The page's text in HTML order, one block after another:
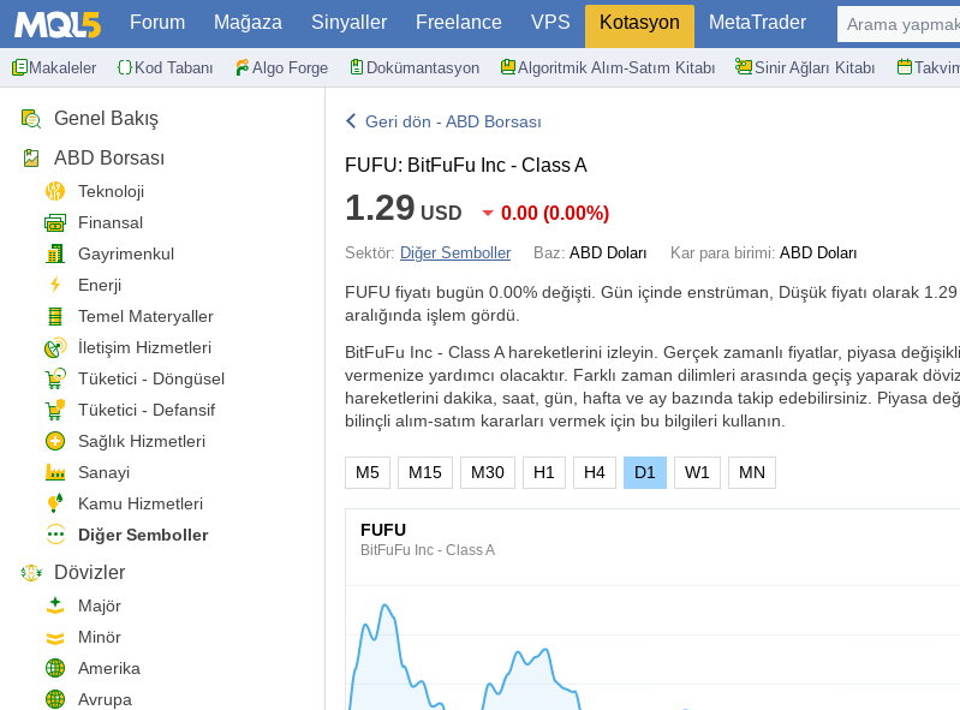
Forum Mağaza Sinyaller Freelance VPS Kotasyon MetaTrader
Makaleler Kod Tabanı Algo Forge Dokümantasyon Algoritmik Alım-Satım Kitabı Sinir Ağları Kitabı
Arama
Genel Bakış
ABD Borsası
Teknoloji
Finansal
Gayrimenkul
Enerji
Temel Materyaller
İletişim Hizmetleri
Tüketici - Döngüsel
Tüketici - Defansif
Sağlık Hizmetleri
Sanayi
Kamu Hizmetleri
Diğer Semboller
Dövizler
Majör
Minör
Amerika
Avrupa
Geri dön - ABD Borsası
FUFU: BitFuFu Inc - Class A
1.29 USD 0.00 (0.00%)
Sektör: Diğer Semboller Baz: ABD Doları Kar para birimi: ABD Doları
FUFU fiyatı bugün 0.00% değişti. Gün içinde enstrüman, Düşük fiyatı olarak
aralığında işlem gördü.
BitFuFu Inc - Class A hareketlerini izleyin. Gerçek zamanlı fiyatlar, piyasa
vermenize yardımcı olacaktır. Farklı zaman dilimleri arasında geçiş yaparak
hareketlerini dakika, saat, gün, hafta ve ay bazında takip edebilirsiniz. Piyasa
bilinçli alım-satım kararları vermek için bu bilgileri kullanın.
M5 M15 M30 H1 H4 D1 W1 MN
FUFU
BitFuFu Inc - Class A